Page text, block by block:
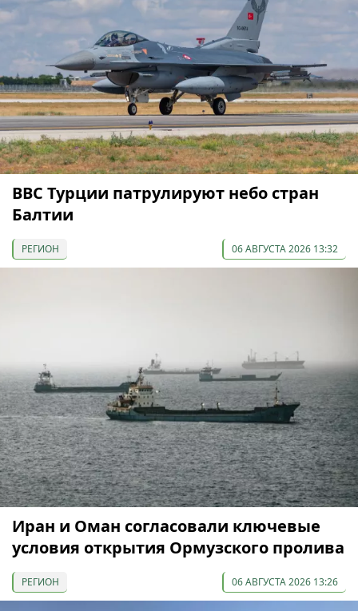
ВВС Турции патрулируют небо стран
Балтии
РЕГИОН 06 АВГУСТА 2026 13:32
Иран и Оман согласовали ключевые
условия открытия Ормузского пролива
РЕГИОН 06 АВГУСТА 2026 13:26